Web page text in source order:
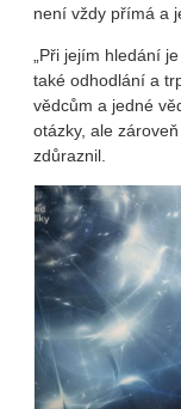
není vždy přímá a
„Při jejím hledání
také odhodlání a
vědcům a jedné
otázky, ale
zdůraznil.